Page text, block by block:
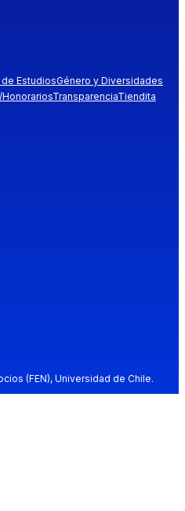
EstudiosGénero y Diversidades
TransparenciaTiendita
(FEN), Universidad de Chile.